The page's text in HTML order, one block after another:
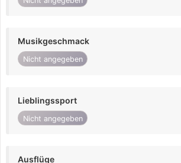
Musikgeschmack
Nicht angegeben
Lieblingssport
Nicht angegeben
Ausflüge